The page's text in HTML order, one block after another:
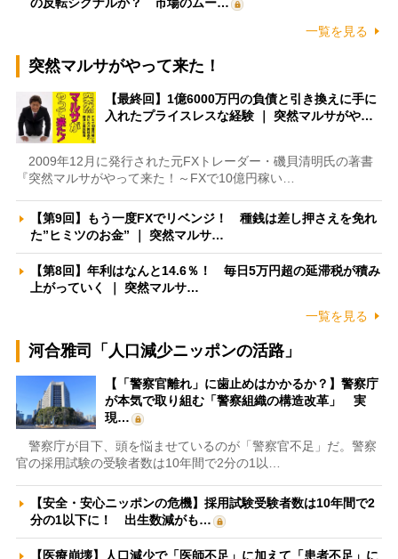
の反転シグナルか？ 市場のムー…
一覧を見る
突然マルサがやって来た！
【最終回】1億6000万円の負債と引き換えに手に
入れたプライスレスな経験 ｜ 突然マルサがや…
2009年12月に発行された元FXトレーダー・磯貝清明氏の著書
『突然マルサがやって来た！～FXで10億円稼い…
【第9回】もう一度FXでリベンジ！ 種銭は差し押さえを免れ
た”ヒミツのお金” ｜ 突然マルサ…
【第8回】年利はなんと14.6％！ 毎日5万円超の延滞税が積み
上がっていく ｜ 突然マルサ…
一覧を見る
河合雅司「人口減少ニッポンの活路」
【「警察官離れ」に歯止めはかかるか？】警察庁
が本気で取り組む「警察組織の構造改革」 実
現…
警察庁が目下、頭を悩ませているのが「警察官不足」だ。警察
官の採用試験の受験者数は10年間で2分の1以…
【安全・安心ニッポンの危機】採用試験受験者数は10年間で2
分の1以下に！ 出生数減がも…
【医療崩壊】人口減少で「医師不足」に加えて「患者不足」に